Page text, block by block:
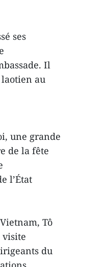
ses
Il
laotien au
une grande
de la fête
l’État
Tô
visite
du